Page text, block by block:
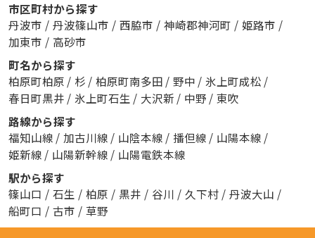
市区町村から探す
丹波市 / 丹波篠山市 / 西脇市 / 神崎郡神河町 / 姫路市 /
加東市 / 高砂市
町名から探す
柏原町柏原 / 杉 / 柏原町南多田 / 野中 / 氷上町成松 /
春日町黒井 / 氷上町石生 / 大沢新 / 中野 / 東吹
路線から探す
福知山線 / 加古川線 / 山陰本線 / 播但線 / 山陽本線 /
姫新線 / 山陽新幹線 / 山陽電鉄本線
駅から探す
篠山口 / 石生 / 柏原 / 黒井 / 谷川 / 久下村 / 丹波大山 /
船町口 / 古市 / 草野